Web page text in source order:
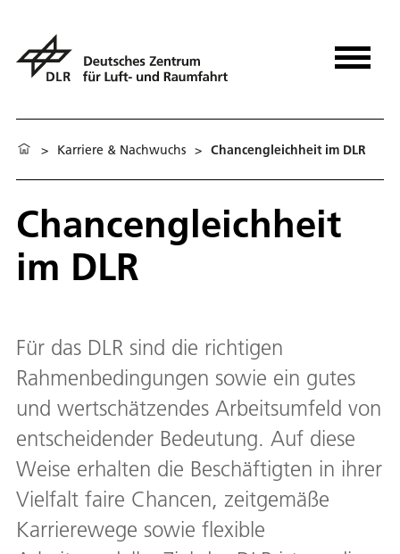
> Karriere & Nachwuchs > Chancengleichheit im DLR
Chancengleichheit
im DLR
Für das DLR sind die richtigen
Rahmenbedingungen sowie ein gutes
und wertschätzendes Arbeitsumfeld von
entscheidender Bedeutung. Auf diese
Weise erhalten die Beschäftigten in ihrer
Vielfalt faire Chancen, zeitgemäße
Karrierewege sowie flexible